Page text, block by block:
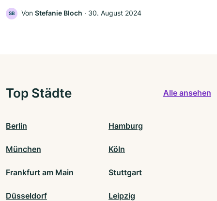
SB Von Stefanie Bloch ‧ 30. August 2024
Top Städte Alle ansehen
Berlin Hamburg
München Köln
Frankfurt am Main Stuttgart
Düsseldorf Leipzig